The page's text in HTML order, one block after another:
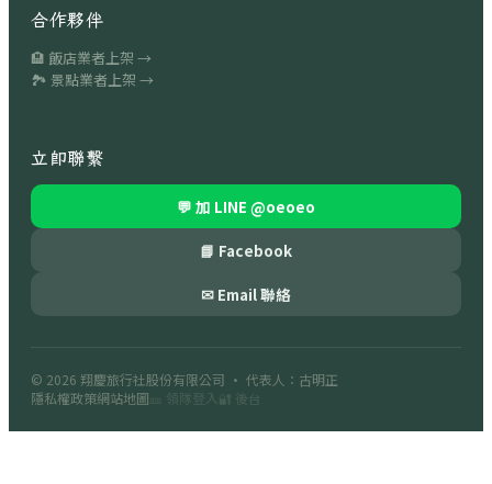
合作夥伴
🏨 飯店業者上架 →
🏞 景點業者上架 →
立即聯繫
💬 加 LINE @oeoeo
📘 Facebook
✉ Email 聯絡
© 2026 翔慶旅行社股份有限公司 · 代表人：古明正
隱私權政策網站地圖 🎫 領隊登入 🔐 後台